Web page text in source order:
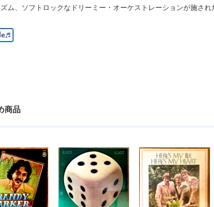
ム、ソフトロックなドリーミー・オーケストレーションが施さ
商品